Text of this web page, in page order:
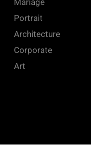
Mariage
Portrait
Architecture
Corporate
Art